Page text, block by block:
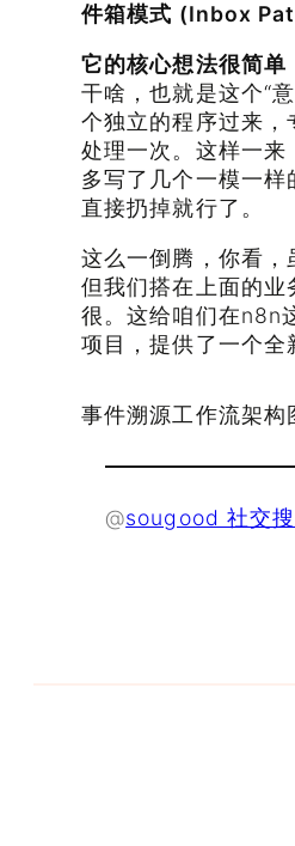
件箱模式 (Inbox
它的核心想法很简单
干啥，也就是这个“
个独立的程序过来，
处理一次。这样一来
多写了几个一模一样
直接扔掉就行了。
这么一倒腾，你看，
但我们搭在上面的业
很。这给咱们在n8n
项目，提供了一个全
事件溯源工作流架构
@sougood 社交